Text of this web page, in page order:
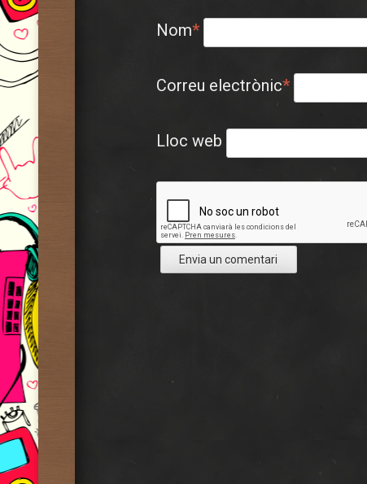
Nom*
Correu electrònic*
Lloc web